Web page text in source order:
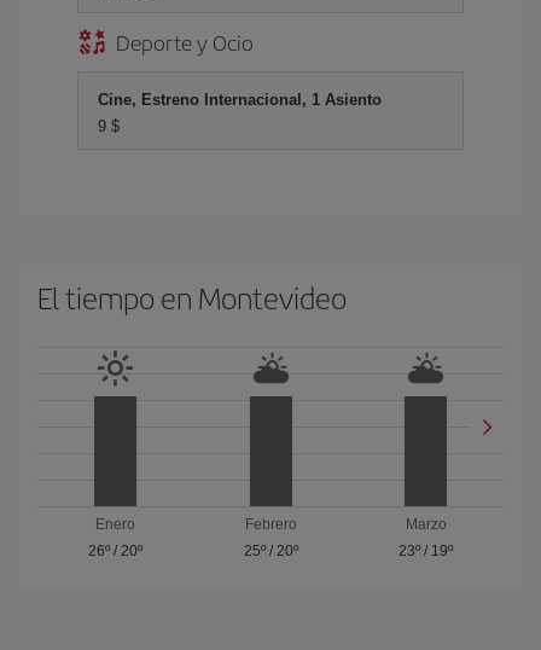
Deporte y Ocio
Cine, Estreno Internacional, 1 Asiento
9 $
El tiempo en Montevideo
Enero
26º/ 20º
Febrero
25º/ 20º
Marzo
23º / 19º